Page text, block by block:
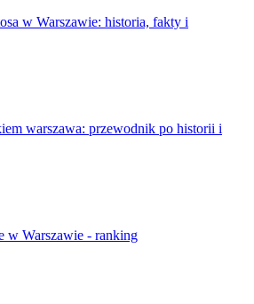
w Warszawie: historia, fakty i
warszawa: przewodnik po historii i
w Warszawie - ranking